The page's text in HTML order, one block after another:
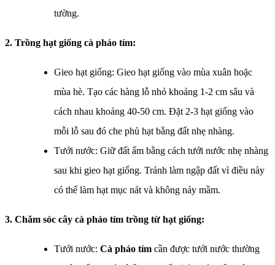
tường.
2. Trồng hạt giống cà pháo tím:
Gieo hạt giống: Gieo hạt giống vào mùa xuân hoặc
mùa hè. Tạo các hàng lỗ nhỏ khoảng 1-2 cm sâu và
cách nhau khoảng 40-50 cm. Đặt 2-3 hạt giống vào
mỗi lỗ sau đó che phủ hạt bằng đất nhẹ nhàng.
Tưới nước: Giữ đất ẩm bằng cách tưới nước nhẹ nhàng
sau khi gieo hạt giống. Tránh làm ngập đất vì điều này
có thể làm hạt mục nát và không nảy mầm.
3. Chăm sóc cây cà pháo tím trồng từ hạt giống:
Tưới nước: Cà pháo tím cần được tưới nước thường